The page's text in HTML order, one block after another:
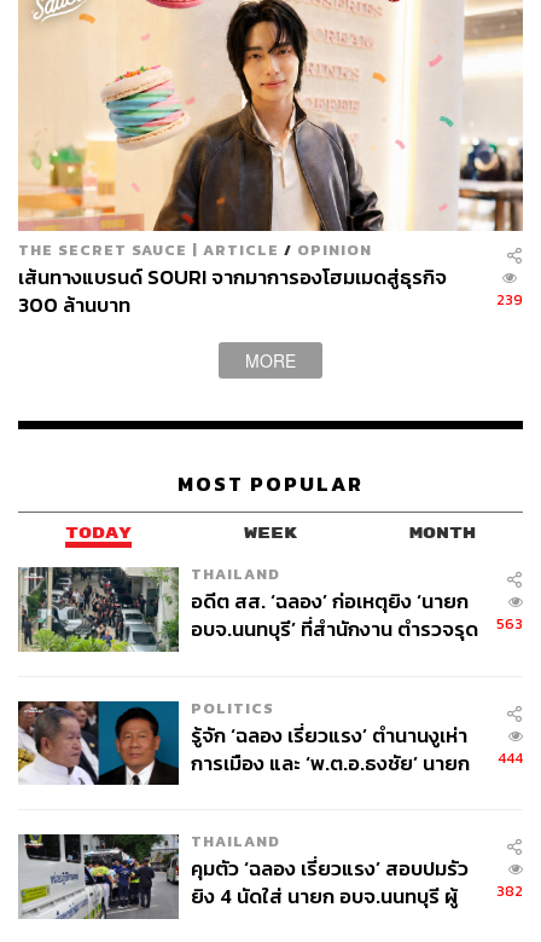
The Secret Sauce Opinion
ชฎาทิพ จูตระกูล
Siam Piwat
ฝั่งธน Key Takeaway
177
ABOUT THE AUTHOR
THE SECRET SAUCE TEAM
THE SECRET SAUCE | ARTICLE / OPINION
เส้นทางแบรนด์ SOURI จากมาการองโฮมเมดสู่ธุรกิจ
300 ล้านบาท
239
MORE
MOST POPULAR
TODAY WEEK MONTH
THAILAND
อดีต สส. ‘ฉลอง’ ก่อเหตุยิง ‘นายก
อบจ.นนทบุรี’ ที่สำนักงาน ตำรวจรุด
563
POLITICS
รู้จัก ‘ฉลอง เรี่ยวแรง’ ตำนานงูเห่า
การเมือง และ ‘พ.ต.อ.ธงชัย’ นายก
444
THAILAND
คุมตัว ‘ฉลอง เรี่ยวแรง’ สอบปมรัว
ยิง 4 นัดใส่ นายก อบจ.นนทบุรี ผู้
382